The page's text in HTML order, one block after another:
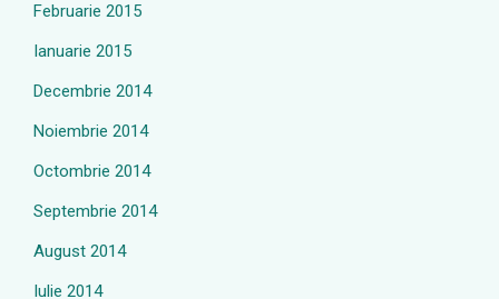
Februarie 2015
Ianuarie 2015
Decembrie 2014
Noiembrie 2014
Octombrie 2014
Septembrie 2014
August 2014
Iulie 2014